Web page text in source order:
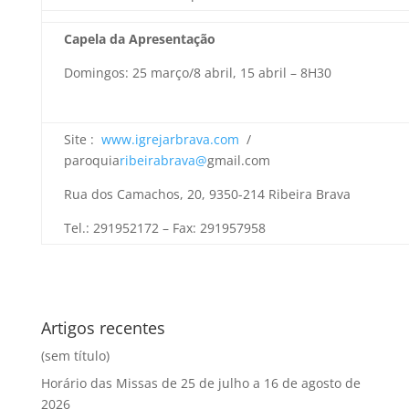
Capela da Apresentação
Domingos: 25 março/8 abril, 15 abril – 8H30
Site : www.igrejarbrava.com /
paroquiaribeirabrava@gmail.com
Rua dos Camachos, 20, 9350-214 Ribeira Brava
Tel.: 291952172 – Fax: 291957958
Artigos recentes
(sem título)
Horário das Missas de 25 de julho a 16 de agosto de
2026